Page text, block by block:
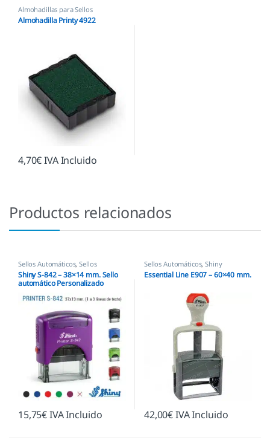
Almohadillas para Sellos
Automáticos ,Almohadillas Trodat
Almohadilla Printy 4922
4,70€IVA Incluido
Productos relacionados
Sellos Automáticos,Sellos
empresas,Shiny
Shiny S-842 – 38×14 mm. Sello
automático Personalizado
15,75€IVA Incluido
Sellos Automáticos,Shiny
Essential Line E907 – 60×40 mm.
42,00€IVA Incluido